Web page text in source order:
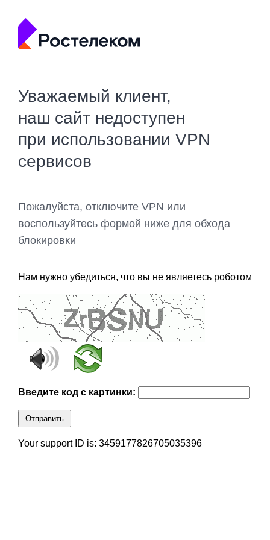
Уважаемый клиент,
наш сайт недоступен
при использовании VPN
сервисов
Пожалуйста, отключите VPN или
воспользуйтесь формой ниже для обхода
блокировки
Нам нужно убедиться, что вы не являетесь роботом
Введите код с картинки:
Отправить
Your support ID is: 3459177826705035396